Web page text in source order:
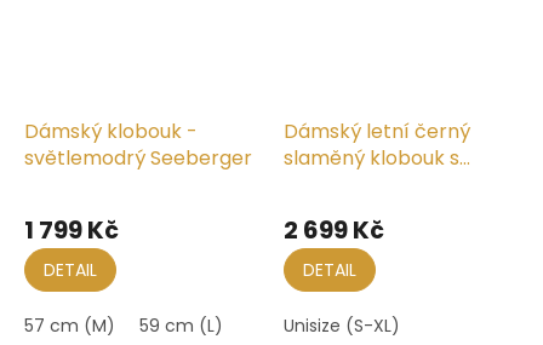
Dámský klobouk -
světlemodrý Seeberger
1 799 Kč
DETAIL
57 cm (M) 59 cm (L)
Dámský letní černý
slaměný klobouk s
2 699 Kč
DETAIL
Unisize (S-XL)